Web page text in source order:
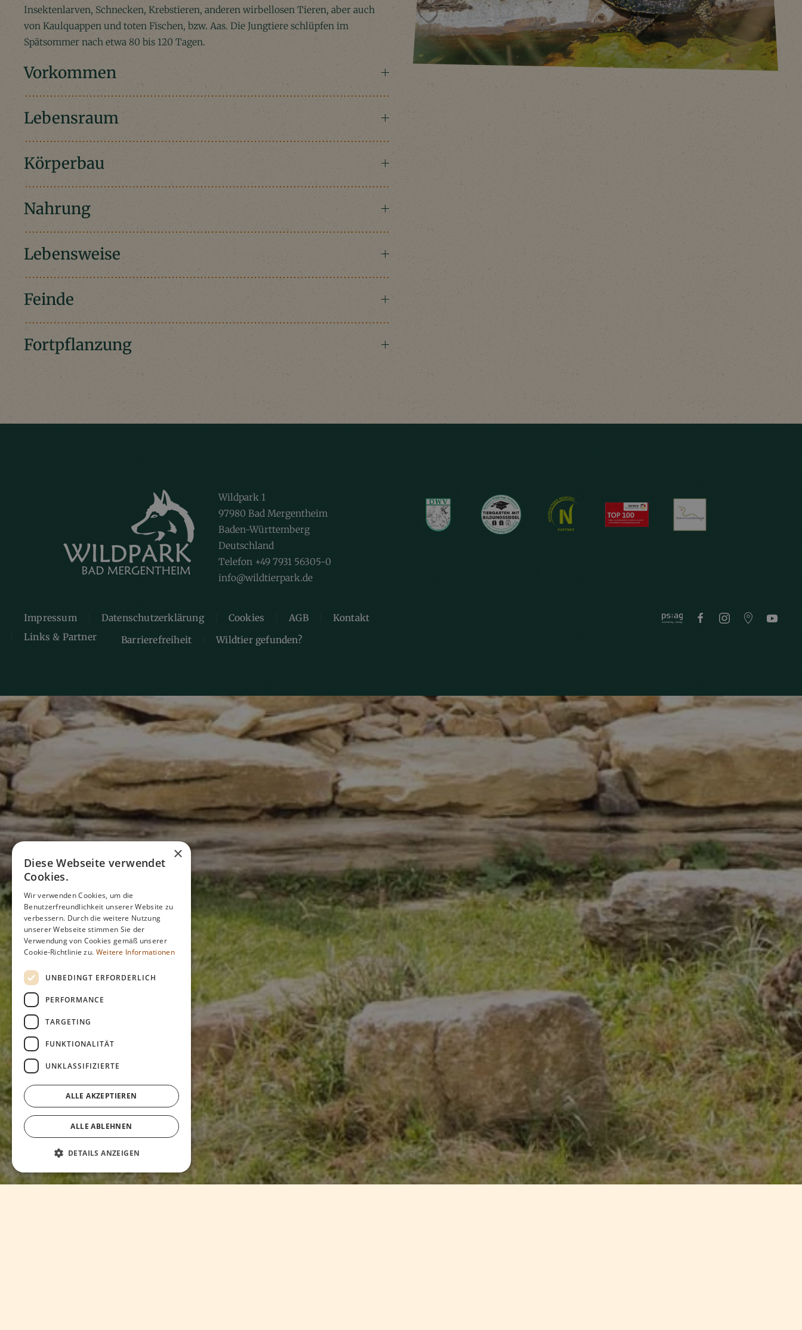
Insektenlarven, Schnecken, Krebstieren, anderen wirbellosen Tieren, aber auch
von Kaulquappen und toten Fischen, bzw. Aas. Die Jungtiere schlüpfen im
Spätsommer nach etwa 80 bis 120 Tagen.
Vorkommen
Lebensraum
Körperbau
Nahrung
Lebensweise
Feinde
Fortpflanzung
Wildpark 1
97980 Bad Mergentheim
Baden-Württemberg
Deutschland
Telefon +49 7931 56305-0
info@wildtierpark.de
Impressum Datenschutzerklärung Cookies AGB
Kontakt
Links & Partner
Barrierefreiheit Wildtier gefunden?
×
Diese Webseite verwendet
Cookies.
Wir verwenden Cookies, um die
Benutzerfreundlichkeit unserer Website zu
verbessern. Durch die weitere Nutzung
unserer Webseite stimmen Sie der
Verwendung von Cookies gemäß unserer
Cookie-Richtlinie zu. Weitere Informationen
UNBEDINGT ERFORDERLICH
PERFORMANCE
TARGETING
FUNKTIONALITÄT
UNKLASSIFIZIERTE
ALLE AKZEPTIEREN
ALLE ABLEHNEN
DETAILS ANZEIGEN